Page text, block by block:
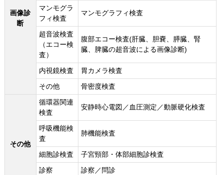
画像診
断
マンモグラ
フィ検査
マンモグラフィ検査
超音波検査
（エコー検
査）
腹部エコー検査(肝臓、胆嚢、膵臓、腎
臓、脾臓の超音波による画像診断)
内視鏡検査
胃カメラ検査
その他
骨密度検査
その他
循環器関連
検査
安静時心電図／血圧測定／動脈硬化検査
呼吸機能検
査
肺機能検査
細胞診検査
子宮頸部・体部細胞診検査
診察
診察／問診